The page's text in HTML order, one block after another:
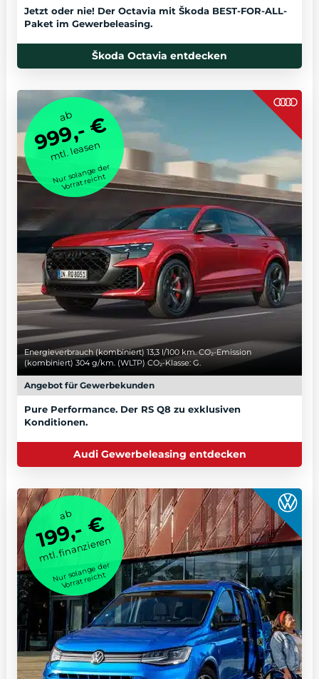
Jetzt oder nie! Der Octavia mit Škoda BEST-FOR-ALL-
Paket im Gewerbeleasing.
Škoda Octavia entdecken
ab
999,- €
mtl. leasen
Nur solange der
Vorrat reicht
Energieverbrauch (kombiniert) 13,3 l/100 km. CO₂-Emission
(kombiniert) 304 g/km. (WLTP) CO₂-Klasse: G.
Angebot für Gewerbekunden
Pure Performance. Der RS Q8 zu exklusiven
Konditionen.
Audi Gewerbeleasing entdecken
ab
199,- €
mtl. finanzieren
Nur solange der
Vorrat reicht